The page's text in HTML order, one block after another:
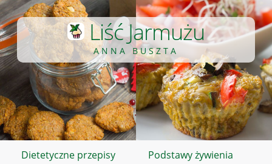
Liść Jarmużu
ANNA BUSZTA
Dietetyczne przepisy
Podstawy żywienia